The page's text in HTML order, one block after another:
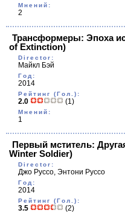
Мнений:
2
Трансформеры: Эпоха
of Extinction)
Director:
Майкл Бэй
Год:
2014
Рейтинг (Гол.):
2.0 (1)
Мнений:
1
Первый мститель:
Winter Soldier)
Director:
Джо Руссо, Энтони Руссо
Год:
2014
Рейтинг (Гол.):
3.5 (2)